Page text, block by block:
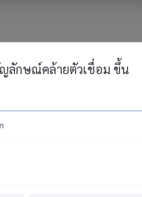
ญลักษณ์คล้ายตัวเชื่อม ขึ้น